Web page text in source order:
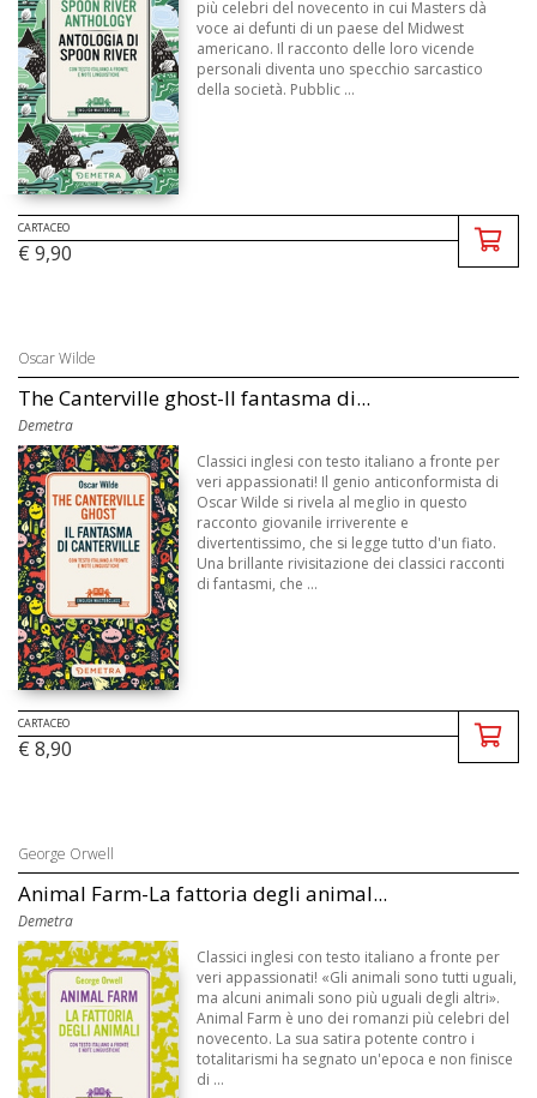
più celebri del novecento in cui Masters dà
voce ai defunti di un paese del Midwest
americano. Il racconto delle loro vicende
personali diventa uno specchio sarcastico
della società. Pubblic ...
CARTACEO
€ 9,90
Oscar Wilde
The Canterville ghost-Il fantasma di...
Demetra
Classici inglesi con testo italiano a fronte per
veri appassionati! Il genio anticonformista di
Oscar Wilde si rivela al meglio in questo
racconto giovanile irriverente e
divertentissimo, che si legge tutto d'un fiato.
Una brillante rivisitazione dei classici racconti
di fantasmi, che ...
CARTACEO
€ 8,90
George Orwell
Animal Farm-La fattoria degli animal...
Demetra
Classici inglesi con testo italiano a fronte per
veri appassionati! «Gli animali sono tutti uguali,
ma alcuni animali sono più uguali degli altri».
Animal Farm è uno dei romanzi più celebri del
novecento. La sua satira potente contro i
totalitarismi ha segnato un'epoca e non finisce
di ...